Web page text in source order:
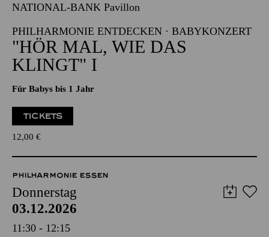
03.12.2026
09:30 - 10:15
NATIONAL-BANK Pavillon
PHILHARMONIE ENTDECKEN · BABYKONZERT
"HÖR MAL, WIE DAS
Für Babys bis 1 Jahr
12,00€
PHILHARMONIE ESSEN
Donnerstag